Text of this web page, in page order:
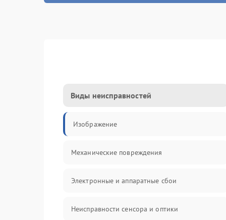
Виды неисправностей
Изображение
Механические повреждения
Электронные и аппаратные сбои
Неисправности сенсора и оптики